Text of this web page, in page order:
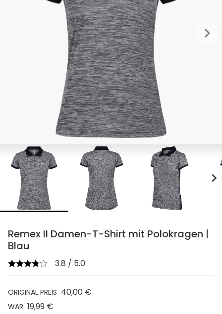
keyboard_arrow_right
chevron_right
Remex II Damen-T-Shirt mit Polokragen |
Blau
3.8 / 5.0
ORIGINAL PREIS 40,00 €
WAR 19,99 €